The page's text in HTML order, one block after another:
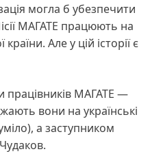
могла б убезпечити
МАГАТЕ працюють на
Але у цій історії є
працівників МАГАТЕ —
вони на українські
а заступником